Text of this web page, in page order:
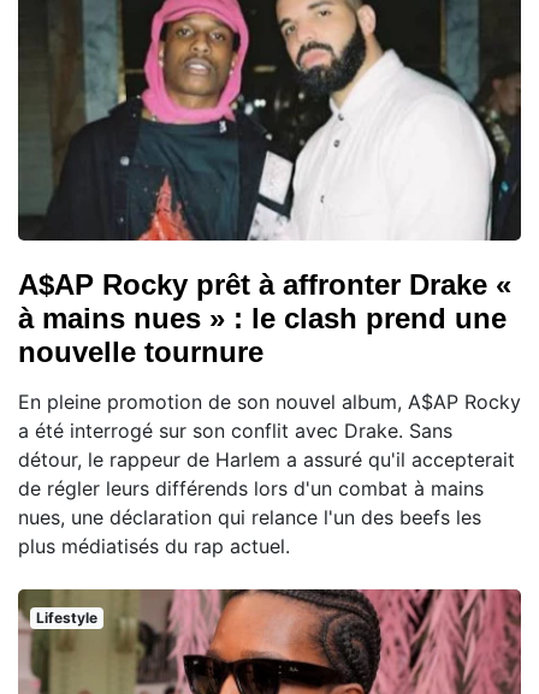
A$AP Rocky prêt à affronter Drake «
à mains nues » : le clash prend une
nouvelle tournure
En pleine promotion de son nouvel album, A$AP Rocky
a été interrogé sur son conflit avec Drake. Sans
détour, le rappeur de Harlem a assuré qu'il accepterait
de régler leurs différends lors d'un combat à mains
nues, une déclaration qui relance l'un des beefs les
plus médiatisés du rap actuel.
Lifestyle